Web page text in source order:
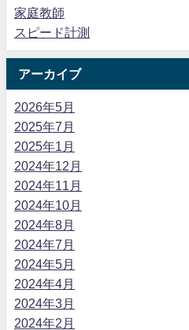
家庭教師
スピード計測
アーカイブ
2026年5月
2025年7月
2025年1月
2024年12月
2024年11月
2024年10月
2024年8月
2024年7月
2024年5月
2024年4月
2024年3月
2024年2月